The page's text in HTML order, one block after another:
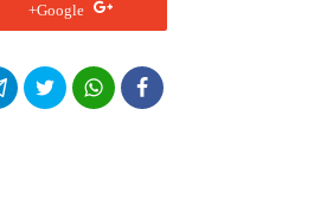
Google+